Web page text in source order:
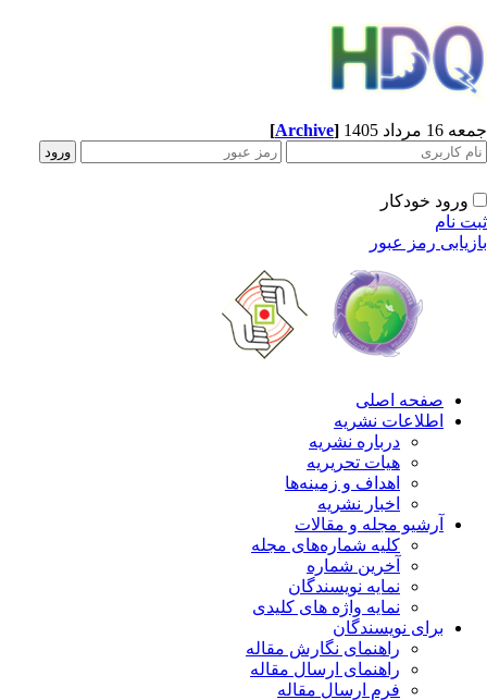
مرداد 1405 [Archive]
ورود خودکار
نام
رمز عبور
صفحه اصلی
اطلاعات نشریه
درباره نشریه
هیات تحریریه
اهداف و زمینه‌ها
اخبار نشریه
آرشیو مجله و مقالات
کلیه شماره‌های مجله
آخرین شماره
نمایه نویسندگان
نمایه واژه های کلیدی
برای نویسندگان
راهنمای نگارش مقاله
راهنمای ارسال مقاله
فرم ارسال مقاله